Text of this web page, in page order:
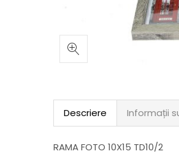
Descriere Informații
RAMA FOTO 10X15 TD10/2